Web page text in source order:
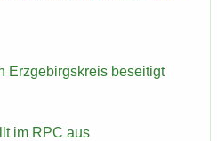
Erz­ge­birgs­kreis be­sei­tigt
im RPC aus